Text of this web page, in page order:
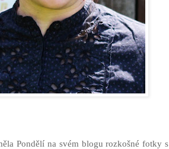
Pondělí na svém blogu rozkošné fotky s